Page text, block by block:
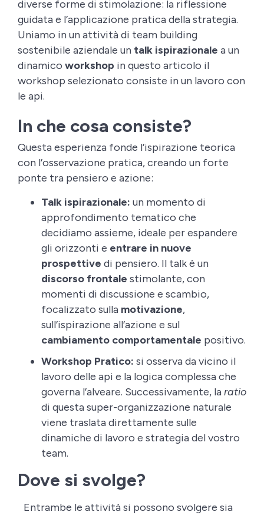
diverse forme di stimolazione: la riflessione
guidata e l’applicazione pratica della strategia.
Uniamo in un attività di team building
sostenibile aziendale un talk ispirazionale a un
dinamico workshop in questo articolo il
workshop selezionato consiste in un lavoro con
le api.
In che cosa consiste?
Questa esperienza fonde l’ispirazione teorica
con l’osservazione pratica, creando un forte
ponte tra pensiero e azione:
Talk ispirazionale: un momento di
approfondimento tematico che
decidiamo assieme, ideale per espandere
gli orizzonti e entrare in nuove
prospettive di pensiero. Il talk è un
discorso frontale stimolante, con
momenti di discussione e scambio,
focalizzato sulla motivazione,
sull’ispirazione all’azione e sul
cambiamento comportamentale positivo.
Workshop Pratico: si osserva da vicino il
lavoro delle api e la logica complessa che
governa l’alveare. Successivamente, laratio
di questa super-organizzazione naturale
viene traslata direttamente sulle
dinamiche di lavoro e strategia del vostro
team.
Dove si svolge?
Entrambe le attività si possono svolgere sia